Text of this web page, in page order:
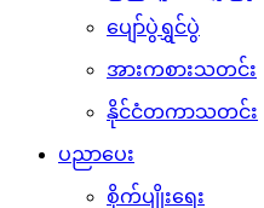
ပျော်ပွဲရွှင်ပွဲ
အားကစားသတင်း
နိုင်ငံတကာသတင်း
ပညာပေး
စိုက်ပျိုးရေး